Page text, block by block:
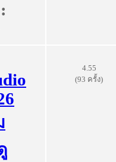
4.55
(93 ครั้ง)